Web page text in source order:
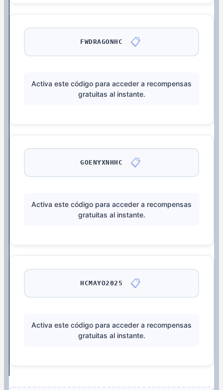
FWDRAGONHC 📋
Activa este código para acceder a recompensas
gratuitas al instante.
GOENYXNHHC 📋
Activa este código para acceder a recompensas
gratuitas al instante.
HCMAYO2025 📋
Activa este código para acceder a recompensas
gratuitas al instante.